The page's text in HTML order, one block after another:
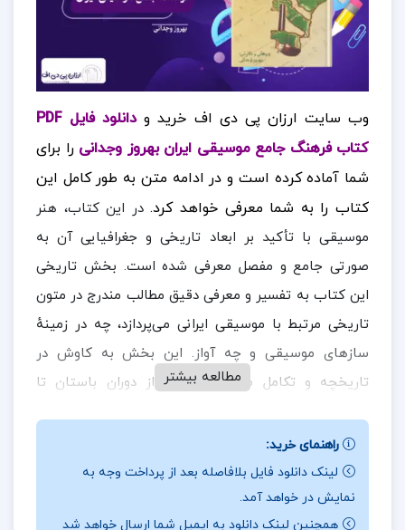
وب سایت ارزان پی دی اف خرید و
دانلود فایل PDF
کتاب فرهنگ جامع موسیقی ایران بهروز وجدانیرا برای
شما آماده کرده است و در ادامه متن به طور کامل این
کتاب را به شما معرفی خواهد کرد. در این کتاب، هنر
موسیقی با تأکید بر ابعاد تاریخی و جغرافیایی آن به
صورتی جامع و مفصل معرفی شده است. بخش تاریخی
این کتاب به تفسیر و معرفی دقیق مطالب مندرج در متون
تاریخی مرتبط با موسیقی ایرانی می‌پردازد، چه در زمینهٔ
سازهای موسیقی و چه آواز. این بخش به کاوش در
تاریخچه و تکامل موسیقی ایرانی از دوران باستان تا
تأثیرات فرهنگی، اجتماعی و جغرافیایی بر موسیقی ایرانی
ارائه می‌دهد. کتاب همچنین به تأثیرات متقابل موسیقی
ایرانی و سایر فرهنگ‌ها و تمدن‌ها پرداخته است. نقش و
مطالعه بیشتر
راهنمای خرید:
لینک دانلود فایل بلافاصله بعد از پرداخت وجه به
نمایش در خواهد آمد.
همچنین لینک دانلود به ایمیل شما ارسال خواهد شد